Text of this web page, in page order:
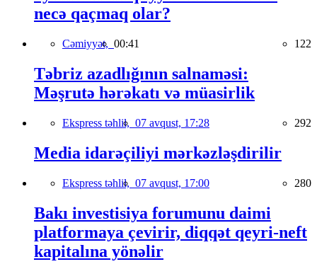
necə qaçmaq olar?
Cəmiyyət, 00:41 122
Təbriz azadlığının salnaməsi:
Məşrutə hərəkatı və müasirlik
Ekspress təhlil, 07 avqust, 17:28 292
Media idarəçiliyi mərkəzləşdirilir
Ekspress təhlil, 07 avqust, 17:00 280
Bakı investisiya forumunu daimi
platformaya çevirir, diqqət qeyri-neft
kapitalına yönəlir